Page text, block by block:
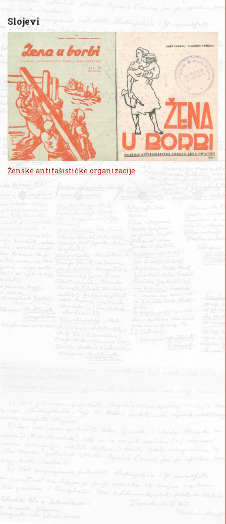
Slojevi
Ženske antifašističke organizacije